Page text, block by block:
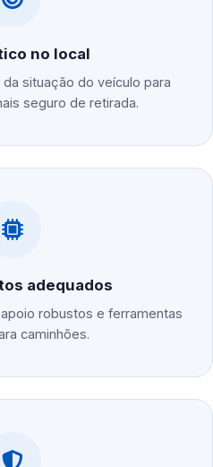
no local
situação do veículo para
seguro de retirada.
adequados
robustos e ferramentas
caminhões.